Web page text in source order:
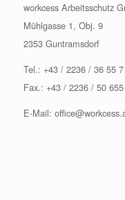
workcess Arbeitsschutz
Mühlgasse 1, Obj. 9
2353 Guntramsdorf
Tel.: +43 / 2236 / 36 55 7
Fax.: +43 / 2236 / 50
E-Mail: